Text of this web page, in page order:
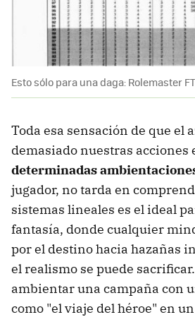
Esto sólo para una daga: Rolemaster
Toda esa sensación de que el
demasiado nuestras acciones
determinadas
jugador, no tarda en
sistemas lineales es el ideal
fantasía, donde cualquier
por el destino hacia hazañas
el realismo se puede
ambientar una campaña con
como "el viaje del héroe" en